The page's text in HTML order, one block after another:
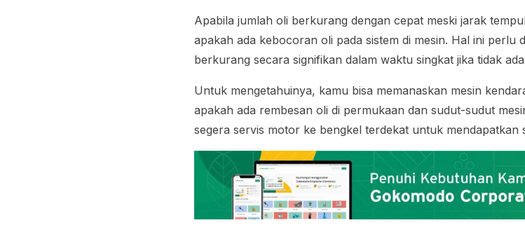
Apabila jumlah oli berkurang dengan cepat meski jarak
apakah ada kebocoran oli pada sistem di mesin. Hal ini perlu
berkurang secara signifikan dalam waktu singkat jika tidak
Untuk mengetahuinya, kamu bisa memanaskan mesin
apakah ada rembesan oli di permukaan dan sudut-sudut
segera servis motor ke bengkel terdekat untuk mendapatkan